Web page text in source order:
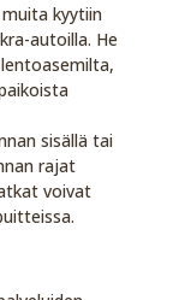
kyytiin
autoilla. He
sisällä tai
rajat
voivat